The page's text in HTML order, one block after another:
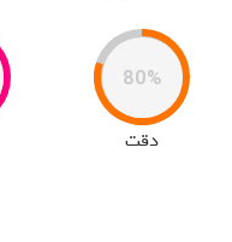
80%
دقت